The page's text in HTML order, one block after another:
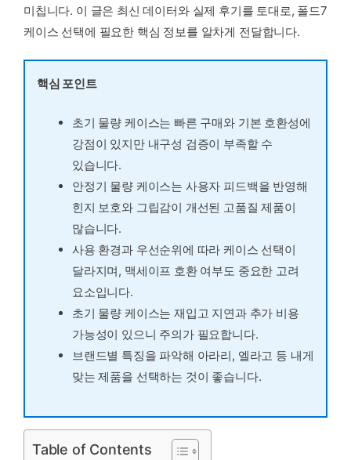
미칩니다. 이 글은 최신 데이터와 실제 후기를 토대로, 폴드7
케이스 선택에 필요한 핵심 정보를 알차게 전달합니다.
핵심 포인트
초기 물량 케이스는 빠른 구매와 기본 호환성에
강점이 있지만 내구성 검증이 부족할 수
있습니다.
안정기 물량 케이스는 사용자 피드백을 반영해
힌지 보호와 그립감이 개선된 고품질 제품이
많습니다.
사용 환경과 우선순위에 따라 케이스 선택이
달라지며, 맥세이프 호환 여부도 중요한 고려
요소입니다.
초기 물량 케이스는 재입고 지연과 추가 비용
가능성이 있으니 주의가 필요합니다.
브랜드별 특징을 파악해 아라리, 엘라고 등 내게
맞는 제품을 선택하는 것이 좋습니다.
Table of Contents